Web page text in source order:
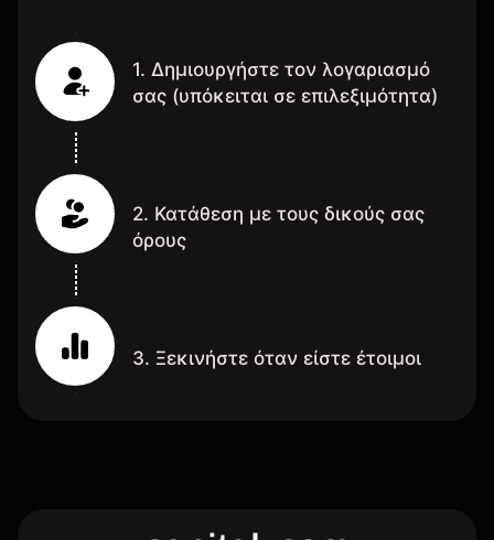
1. Δημιουργήστε τον λογαριασμό
σας (υπόκειται σε επιλεξιμότητα)
2. Κατάθεση με τους δικούς σας
όρους
3. Ξεκινήστε όταν είστε έτοιμοι